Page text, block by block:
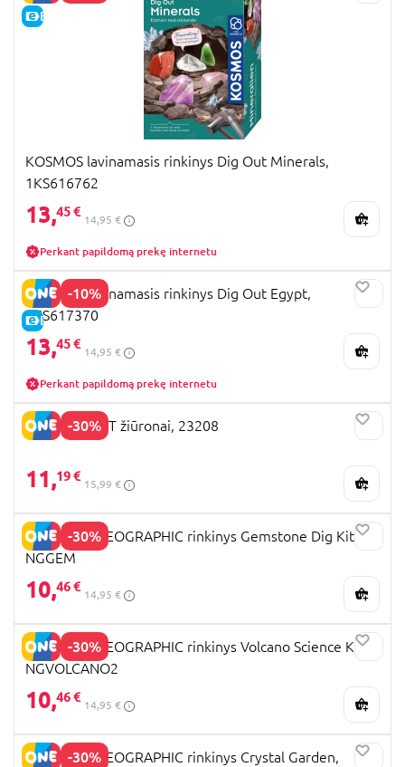
E-KAINA
KOSMOS lavinamasis rinkinys Dig Out Minerals,
1KS616762
13,45 €
14,95 €
Perkant papildomą prekę internetu
-10%
E-KAINA
KOSMOS lavinamasis rinkinys Dig Out Egypt,
1KS617370
13,45 €
14,95 €
Perkant papildomą prekę internetu
-30%
EASTCOLIGHT žiūronai, 23208
11,19 €
15,99 €
-30%
NATIONAL GEOGRAPHIC rinkinys Gemstone Dig Kit,
NGGEM
10,46 €
14,95 €
-30%
NATIONAL GEOGRAPHIC rinkinys Volcano Science Kit,
NGVOLCANO2
10,46 €
14,95 €
-30%
NATIONAL GEOGRAPHIC rinkinys Crystal Garden,